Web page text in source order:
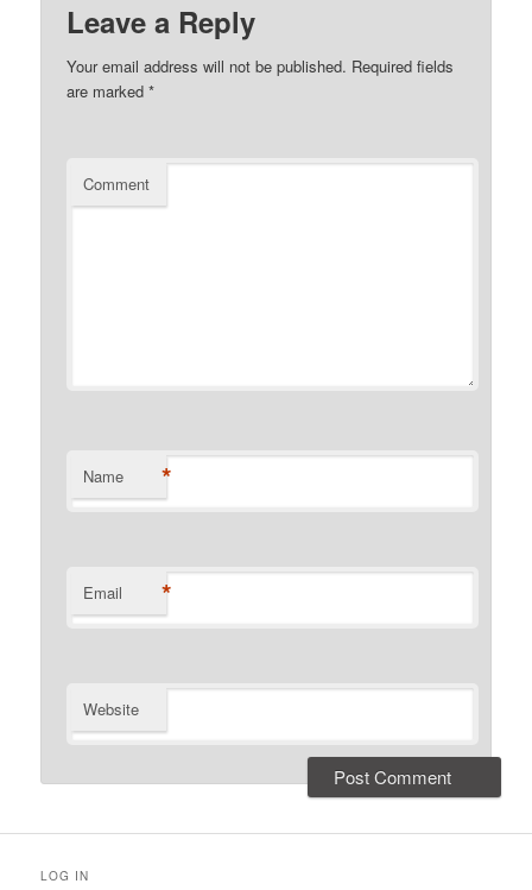
Leave a Reply
Your email address will not be published. Required fields
are marked*
Comment
Name *
Email *
Website
LOG IN